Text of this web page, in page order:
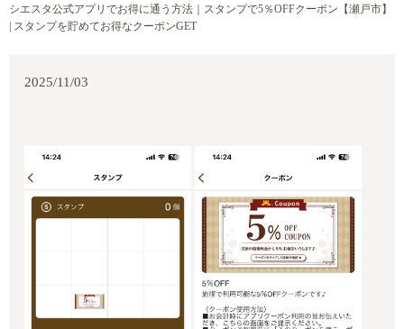
シエスタ公式アプリでお得に通う方法｜スタンプで5％OFFクーポン【瀬戸市】
| スタンプを貯めてお得なクーポンGET
2025/11/03